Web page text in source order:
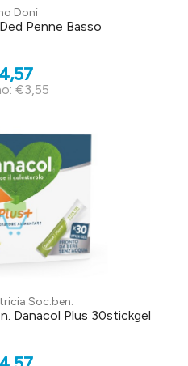
Doni
Penne Basso
€3,55
Soc.ben.
Danacol Plus 30stickgel